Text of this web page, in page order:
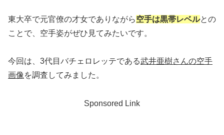
東大卒で元官僚の才女でありながら空手は黒帯レベルとの
ことで、空手姿がぜひ見てみたいです。
今回は、3代目バチェロレッテである武井亜樹さんの空手
画像を調査してみました。
Sponsored Link